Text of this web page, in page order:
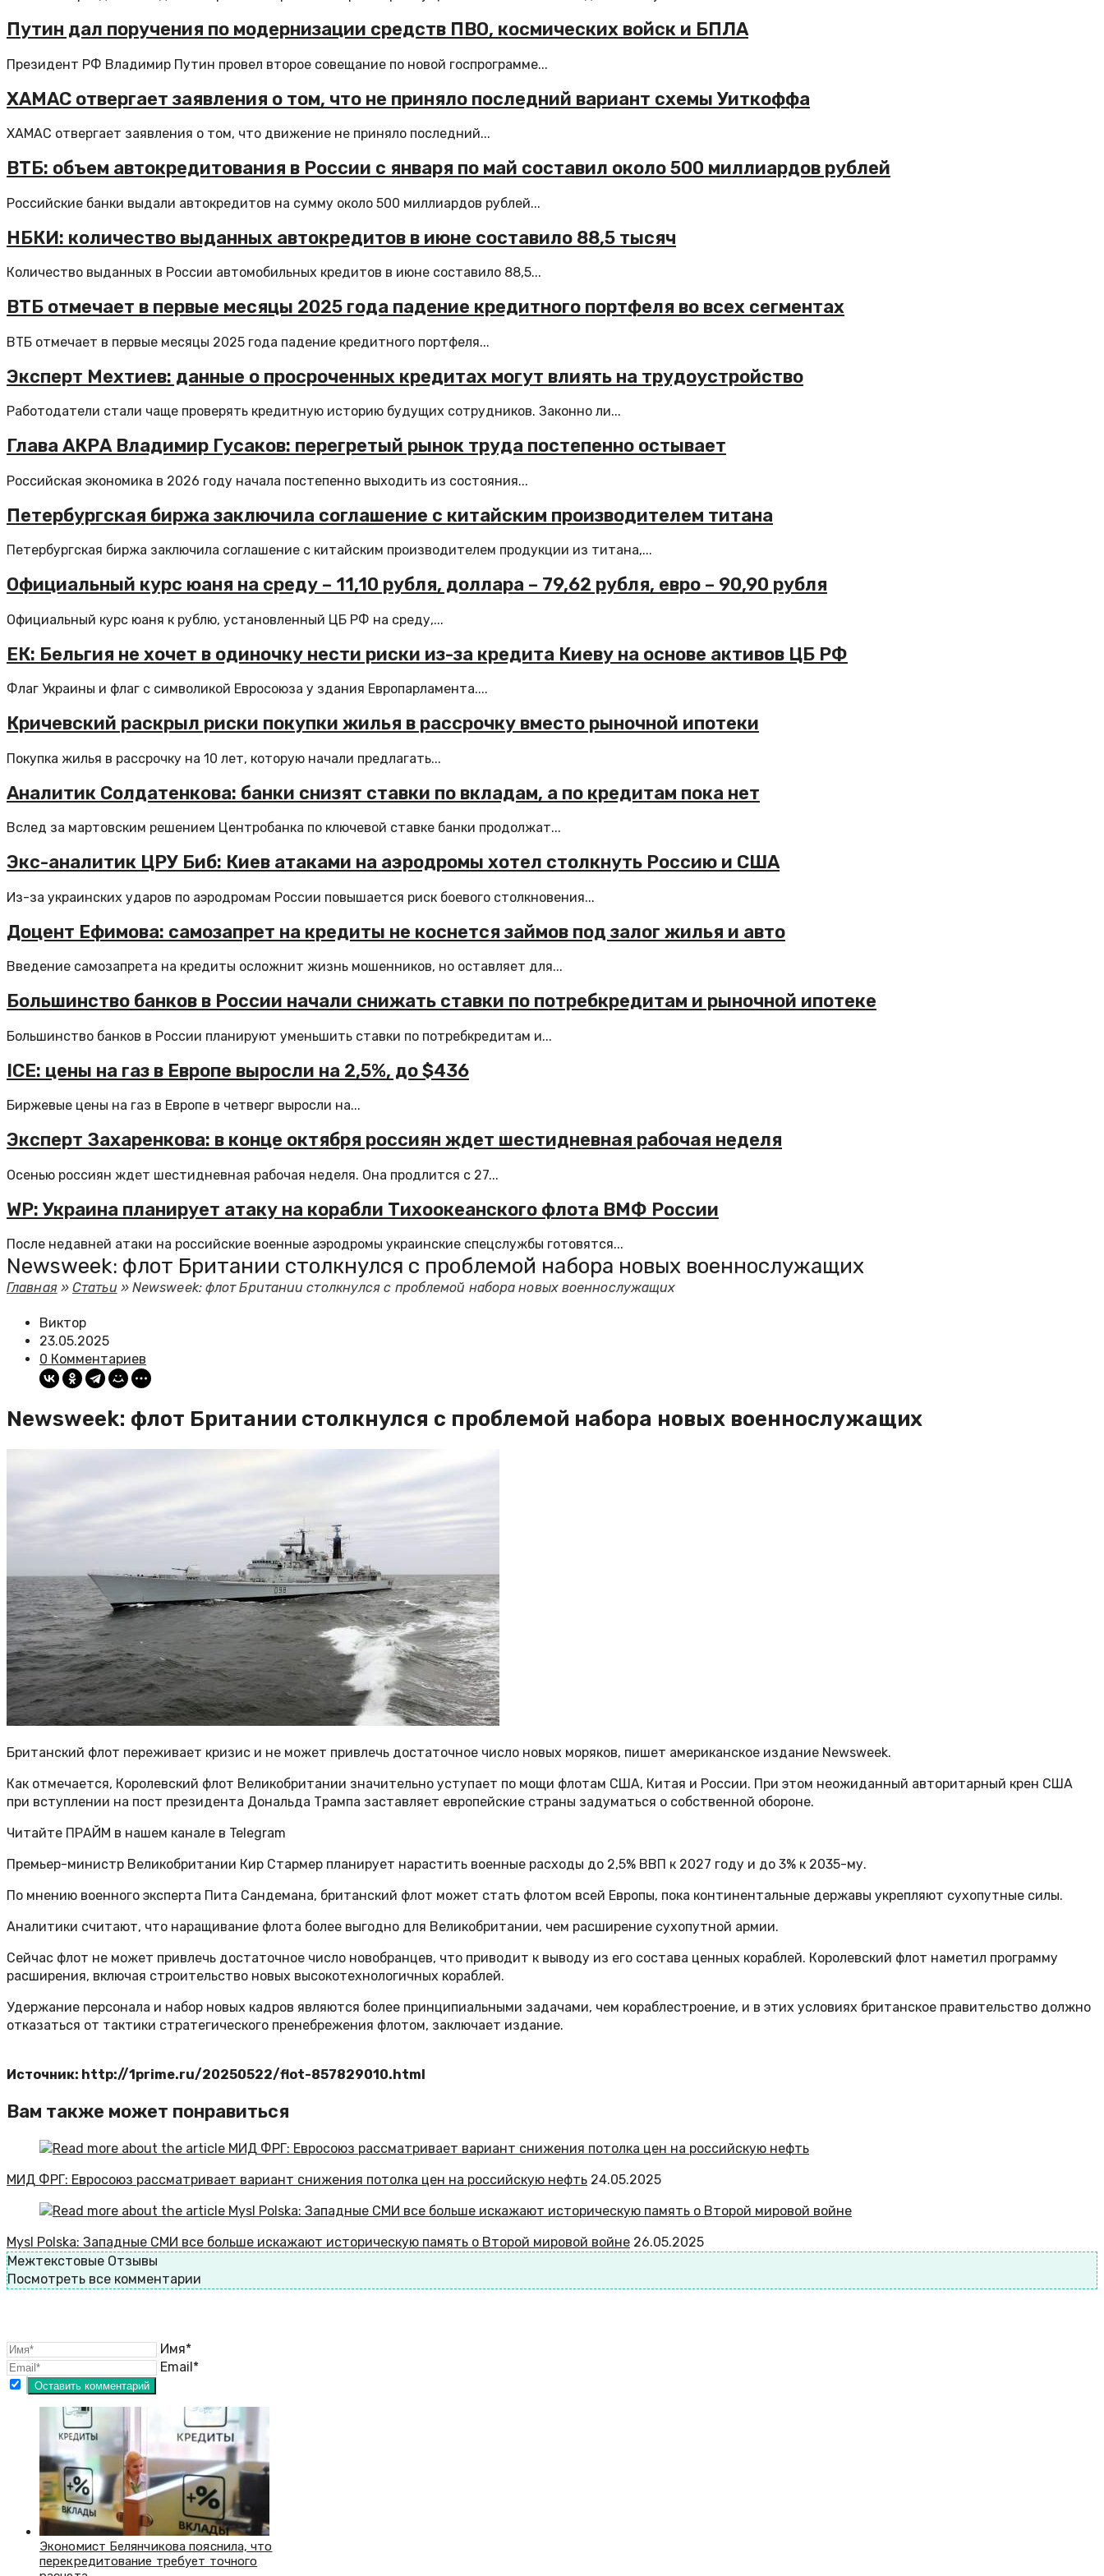
Путин дал поручения по модернизации средств ПВО, космических войск и БПЛА
Президент РФ Владимир Путин провел второе совещание по новой госпрограмме...
ХАМАС отвергает заявления о том, что не приняло последний вариант схемы Уиткоффа
ХАМАС отвергает заявления о том, что движение не приняло последний...
ВТБ: объем автокредитования в России с января по май составил около 500 миллиардов рублей
Российские банки выдали автокредитов на сумму около 500 миллиардов рублей...
НБКИ: количество выданных автокредитов в июне составило 88,5 тысяч
Количество выданных в России автомобильных кредитов в июне составило 88,5...
ВТБ отмечает в первые месяцы 2025 года падение кредитного портфеля во всех сегментах
ВТБ отмечает в первые месяцы 2025 года падение кредитного портфеля...
Эксперт Мехтиев: данные о просроченных кредитах могут влиять на трудоустройство
Работодатели стали чаще проверять кредитную историю будущих сотрудников. Законно ли...
Глава АКРА Владимир Гусаков: перегретый рынок труда постепенно остывает
Российская экономика в 2026 году начала постепенно выходить из состояния...
Петербургская биржа заключила соглашение с китайским производителем титана
Петербургская биржа заключила соглашение с китайским производителем продукции из титана,...
Официальный курс юаня на среду – 11,10 рубля, доллара – 79,62 рубля, евро – 90,90 рубля
Официальный курс юаня к рублю, установленный ЦБ РФ на среду,...
ЕК: Бельгия не хочет в одиночку нести риски из-за кредита Киеву на основе активов ЦБ РФ
Флаг Украины и флаг с символикой Евросоюза у здания Европарламента....
Кричевский раскрыл риски покупки жилья в рассрочку вместо рыночной ипотеки
Покупка жилья в рассрочку на 10 лет, которую начали предлагать...
Аналитик Солдатенкова: банки снизят ставки по вкладам, а по кредитам пока нет
Вслед за мартовским решением Центробанка по ключевой ставке банки продолжат...
Экс-аналитик ЦРУ Биб: Киев атаками на аэродромы хотел столкнуть Россию и США
Из-за украинских ударов по аэродромам России повышается риск боевого столкновения...
Доцент Ефимова: самозапрет на кредиты не коснется займов под залог жилья и авто
Введение самозапрета на кредиты осложнит жизнь мошенников, но оставляет для...
Большинство банков в России начали снижать ставки по потребкредитам и рыночной ипотеке
Большинство банков в России планируют уменьшить ставки по потребкредитам и...
ICE: цены на газ в Европе выросли на 2,5%, до $436
Биржевые цены на газ в Европе в четверг выросли на...
Эксперт Захаренкова: в конце октября россиян ждет шестидневная рабочая неделя
Осенью россиян ждет шестидневная рабочая неделя. Она продлится с 27...
WP: Украина планирует атаку на корабли Тихоокеанского флота ВМФ России
После недавней атаки на российские военные аэродромы украинские спецслужбы готовятся...
Newsweek: флот Британии столкнулся с проблемой набора новых военнослужащих
Главная»Статьи » Newsweek: флот Британии столкнулся с проблемой набора новых военнослужащих
Виктор
23.05.2025
0 Комментариев
Newsweek: флот Британии столкнулся с проблемой набора новых военнослужащих
Британский флот переживает кризис и не может привлечь достаточное число новых моряков, пишет американское издание Newsweek.
Как отмечается, Королевский флот Великобритании значительно уступает по мощи флотам США, Китая и России. При этом неожиданный авторитарный крен США
при вступлении на пост президента Дональда Трампа заставляет европейские страны задуматься о собственной обороне.
Читайте ПРАЙМ в нашем канале в Telegram
Премьер-министр Великобритании Кир Стармер планирует нарастить военные расходы до 2,5% ВВП к 2027 году и до 3% к 2035-му.
По мнению военного эксперта Пита Сандемана, британский флот может стать флотом всей Европы, пока континентальные державы укрепляют сухопутные силы.
Аналитики считают, что наращивание флота более выгодно для Великобритании, чем расширение сухопутной армии.
Сейчас флот не может привлечь достаточное число новобранцев, что приводит к выводу из его состава ценных кораблей. Королевский флот наметил программу
расширения, включая строительство новых высокотехнологичных кораблей.
Удержание персонала и набор новых кадров являются более принципиальными задачами, чем кораблестроение, и в этих условиях британское правительство должно
отказаться от тактики стратегического пренебрежения флотом, заключает издание.
Источник: http://1prime.ru/20250522/flot-857829010.html
Вам также может понравиться
МИД ФРГ: Евросоюз рассматривает вариант снижения потолка цен на российскую нефть 24.05.2025
Mysl Polska: Западные СМИ все больше искажают историческую память о Второй мировой войне 26.05.2025
Межтекстовые Отзывы
Посмотреть все комментарии
Имя*
Email*
Экономист Белянчикова пояснила, что
перекредитование требует точного